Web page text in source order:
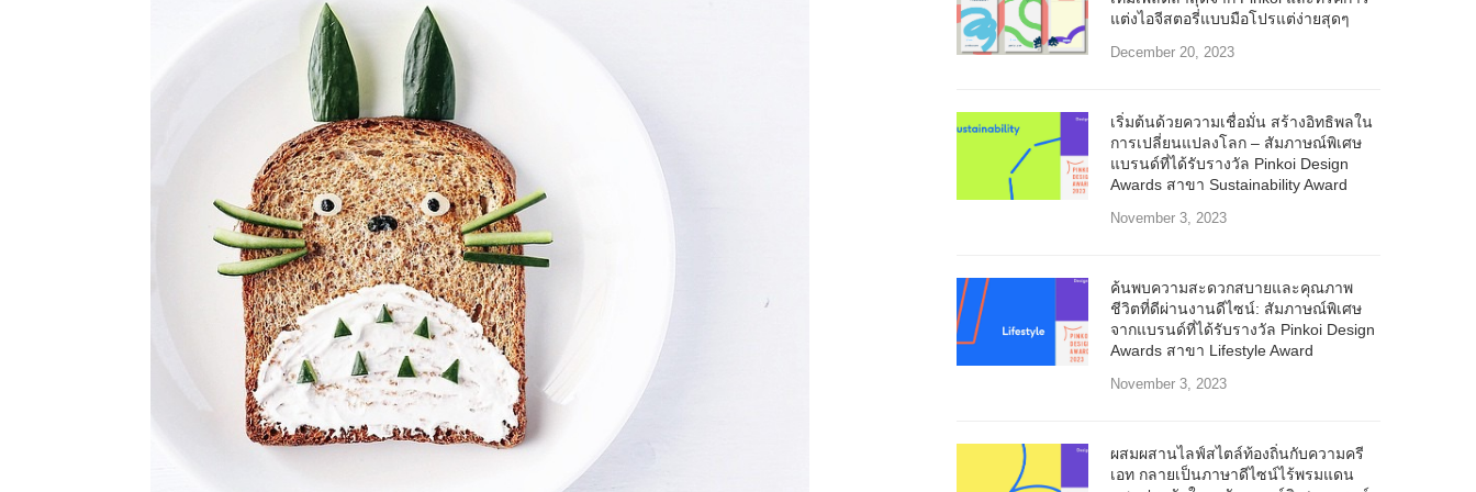
แต่งไอจีสตอรี่แบบมือโปรแต่ง่ายสุดๆ
December 20, 2023
เริ่มต้นด้วยความเชื่อมั่น สร้างอิทธิพลใน
การเปลี่ยนแปลงโลก – สัมภาษณ์พิเศษ
แบรนด์ที่ได้รับรางวัล Pinkoi Design
Awards สาขา Sustainability Award
November 3, 2023
ค้นพบความสะดวกสบายและคุณภาพ
ชีวิตที่ดีผ่านงานดีไซน์: สัมภาษณ์พิเศษ
จากแบรนด์ที่ได้รับรางวัล Pinkoi Design
Awards สาขา Lifestyle Award
November 3, 2023
ผสมผสานไลฟ์สไตล์ท้องถิ่นกับความครี
เอท กลายเป็นภาษาดีไซน์ไร้พรมแดน